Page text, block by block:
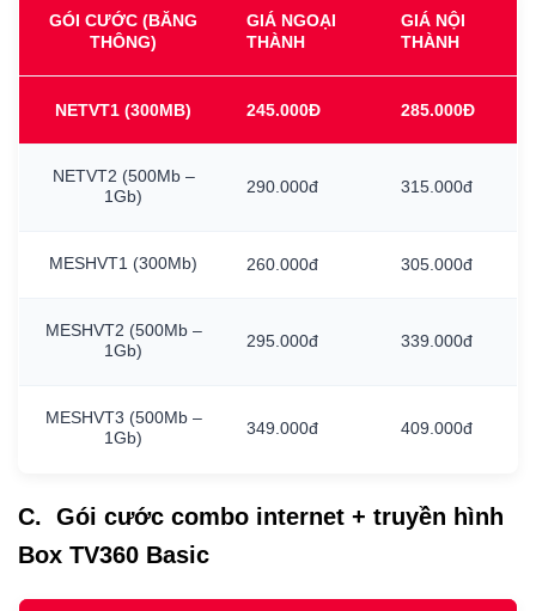
GÓI CƯỚC (BĂNG
THÔNG)
GIÁ NGOẠI
THÀNH
GIÁ NỘI
THÀNH
NETVT1 (300MB) 245.000Đ 285.000Đ
NETVT2 (500Mb –
1Gb)
290.000đ 315.000đ
MESHVT1 (300Mb) 260.000đ 305.000đ
MESHVT2 (500Mb –
1Gb)
295.000đ 339.000đ
MESHVT3 (500Mb –
1Gb)
349.000đ 409.000đ
C. Gói cước combo internet + truyền hình
Box TV360 Basic